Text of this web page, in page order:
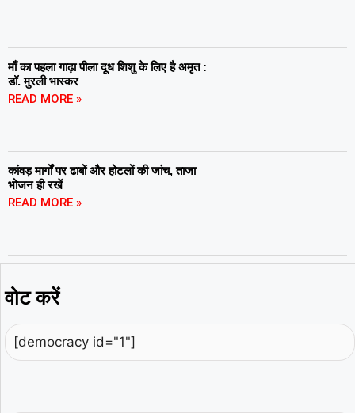
माँ का पहला गाढ़ा पीला दूध शिशु के लिए है अमृत :
डॉ. मुरली भास्कर
READ MORE »
कांवड़ मार्गों पर ढाबों और होटलों की जांच, ताजा
भोजन ही रखें
READ MORE »
वोट करें
[democracy id="1"]